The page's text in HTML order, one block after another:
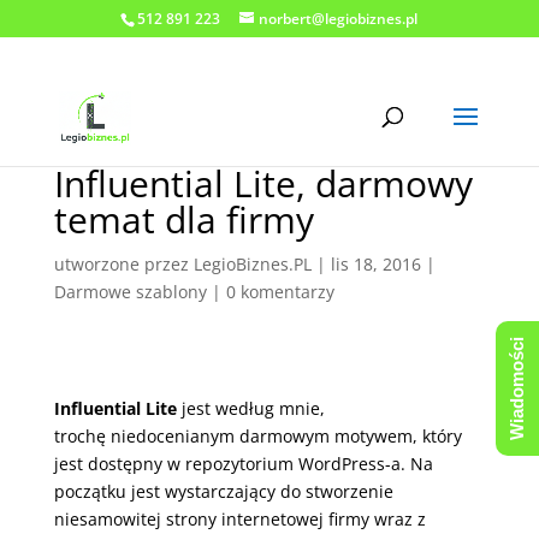
512 891 223 norbert@legiobiznes.pl
Influential Lite, darmowy
temat dla firmy
utworzone przez LegioBiznes.PL| lis 18, 2016|
Darmowe szablony| 0 komentarzy
Influential Lite jest według mnie,
trochę niedocenianym darmowym motywem, który
jest dostępny w repozytorium WordPress-a. Na
początku jest wystarczający do stworzenie
niesamowitej strony internetowej firmy wraz z
Wiadomości